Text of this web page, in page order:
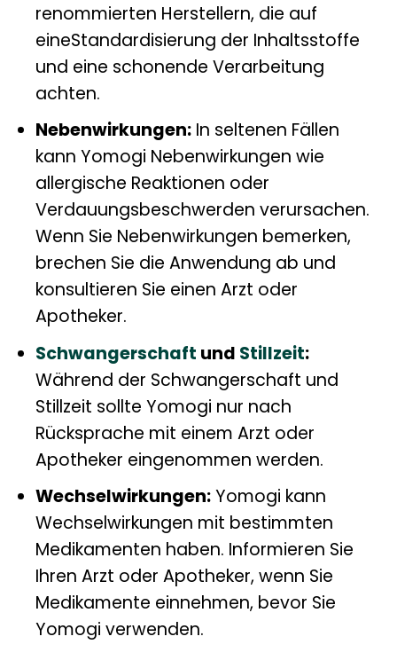
renommierten Herstellern, die auf
eineStandardisierung der Inhaltsstoffe
und eine schonende Verarbeitung
achten.
Nebenwirkungen:In seltenen Fällen
kann Yomogi Nebenwirkungen wie
allergische Reaktionen oder
Verdauungsbeschwerden verursachen.
Wenn Sie Nebenwirkungen bemerken,
brechen Sie die Anwendung ab und
konsultieren Sie einen Arzt oder
Apotheker.
Schwangerschaft und Stillzeit:
Während der Schwangerschaft und
Stillzeit sollte Yomogi nur nach
Rücksprache mit einem Arzt oder
Apotheker eingenommen werden.
Wechselwirkungen:Yomogi kann
Wechselwirkungen mit bestimmten
Medikamenten haben. Informieren Sie
Ihren Arzt oder Apotheker, wenn Sie
Medikamente einnehmen, bevor Sie
Yomogi verwenden.